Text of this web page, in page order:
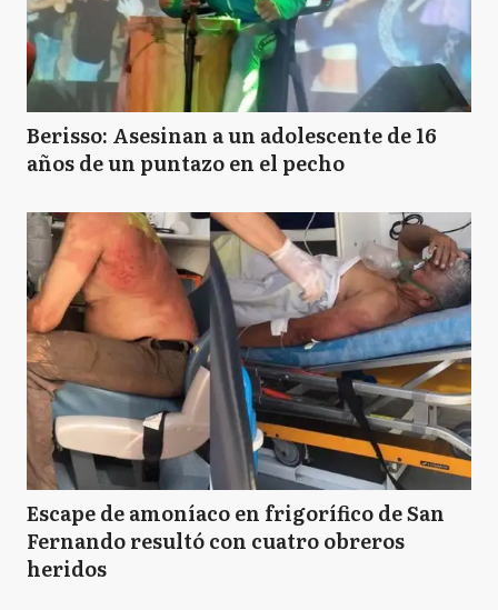
Berisso: Asesinan a un adolescente de 16
años de un puntazo en el pecho
Escape de amoníaco en frigorífico de San
Fernando resultó con cuatro obreros
heridos